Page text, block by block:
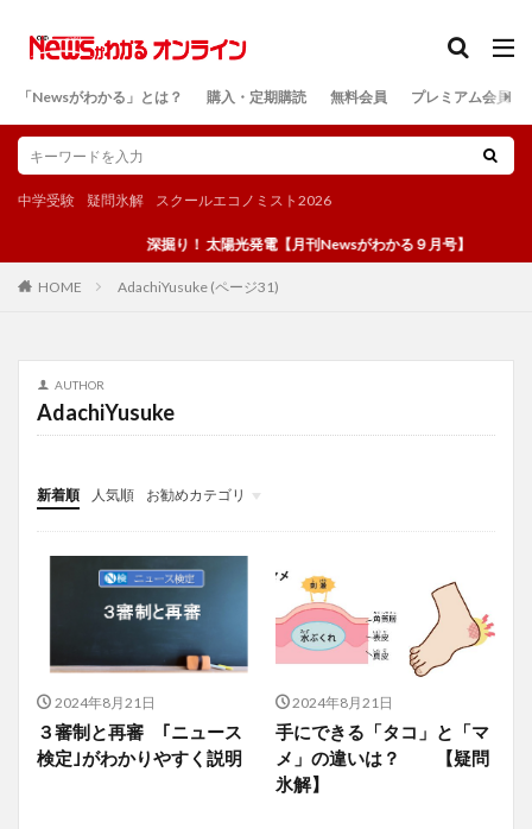
「Newsがわかる」とは？ 購入・定期購読 無料会員 プレミアム会員
中学受験 疑問氷解 スクールエコノミスト2026
深掘り！ 太陽光発電【月刊Newsがわかる９月号】
HOME AdachiYusuke (ページ31)
AUTHOR
AdachiYusuke
新着順 人気順
お勧めカテゴリ
投稿
学び
マンガ
電子書籍
2024年8月21日
３審制と再審 ｢ニュース
検定｣がわかりやすく説明
2024年8月21日
手にできる「タコ」と「マ
メ」の違いは？ 【疑問
氷解】
検索